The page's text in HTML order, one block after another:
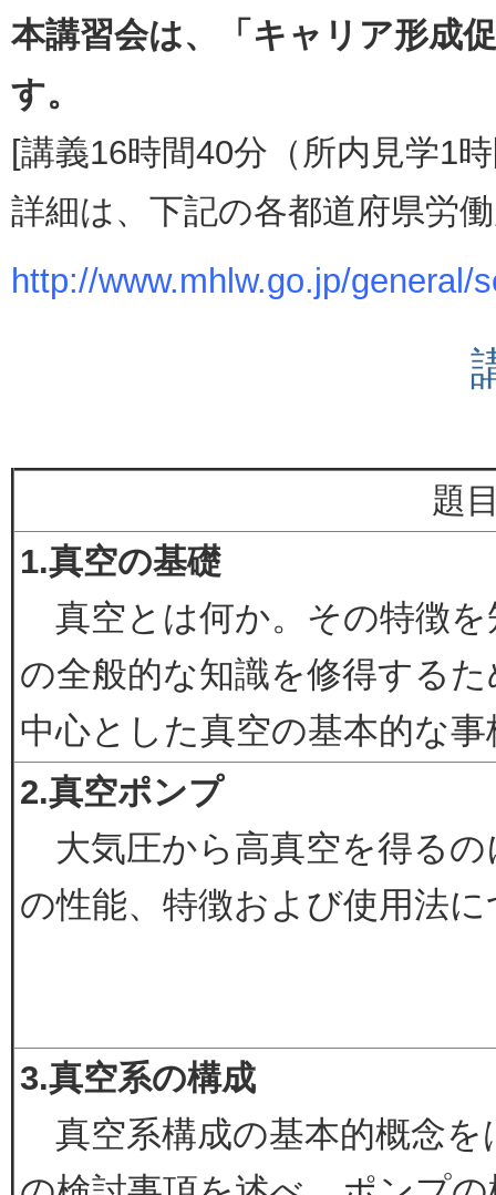
本講習会は、「キャリア形成
す。
[講義16時間40分（所内見学1
詳細は、下記の各都道府県労
http://www.mhlw.go.jp/
題
1.真空の基礎
真空とは何か。その特徴
の全般的な知識を修得する
中心とした真空の基本的な
2.真空ポンプ
大気圧から高真空を得る
の性能、特徴および使用法
3.真空系の構成
真空系構成の基本的概念を